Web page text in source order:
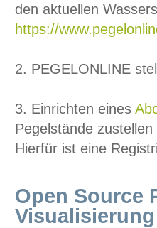
den aktuellen
https://
2. PEGELONLINE
3. Einrichten eines
Pegelstände
Hierfür ist eine
Open Source
Visualisierung